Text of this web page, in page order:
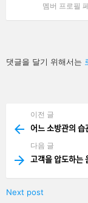
멤버 프로필
답
글
댓글을 달기 위해서는
more
이전 글
어느 소방관의
다음 글
고객을 압도하는
Next post